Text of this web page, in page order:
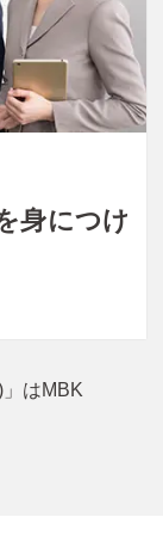
身につけ
はMBK